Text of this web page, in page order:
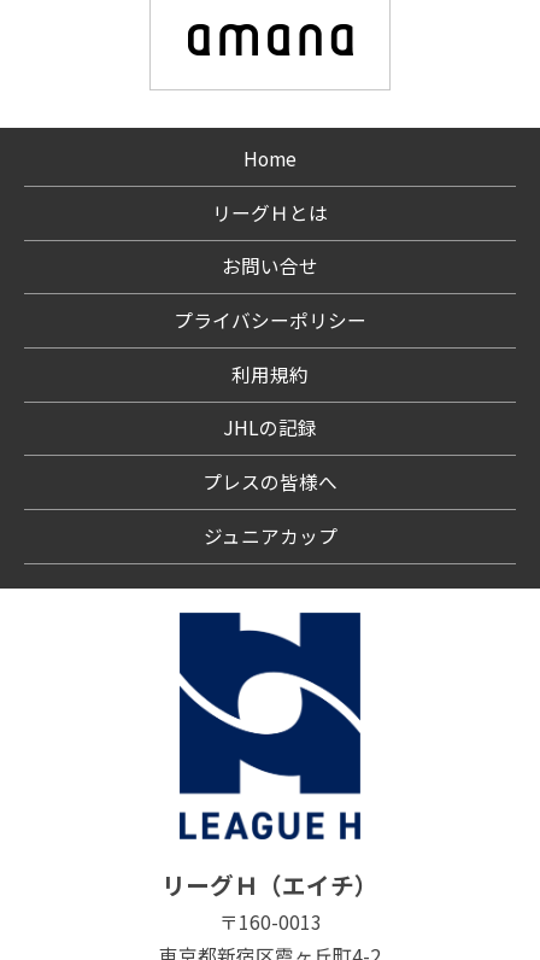
Home
リーグＨとは
お問い合せ
プライバシーポリシー
利用規約
JHLの記録
プレスの皆様へ
ジュニアカップ
リーグＨ（エイチ）
〒160-0013